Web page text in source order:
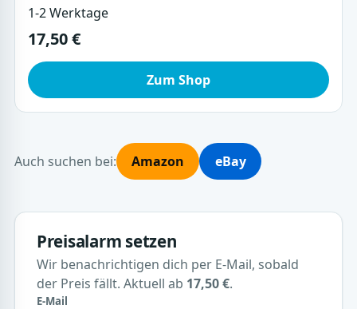
1-2 Werktage
17,50 €
Zum Shop
Auch suchen bei: Amazon eBay
Preisalarm setzen
Wir benachrichtigen dich per E-Mail, sobald
der Preis fällt. Aktuell ab 17,50 €.
E-Mail